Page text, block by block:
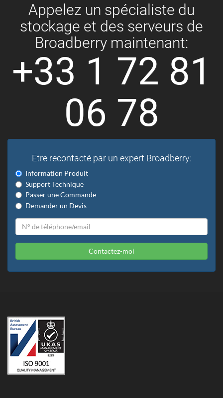
Appelez un spécialiste du
stockage et des serveurs de
Broadberry maintenant:
+33 1 72 81
06 78
Etre recontacté par un expert Broadberry:
Information Produit
Support Technique
Passer une Commande
Demander un Devis
Contactez-moi